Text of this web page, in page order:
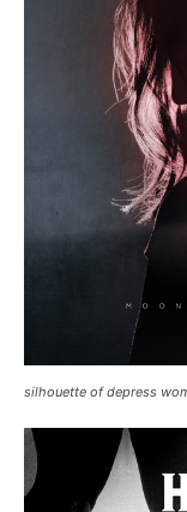
silhouette of depress